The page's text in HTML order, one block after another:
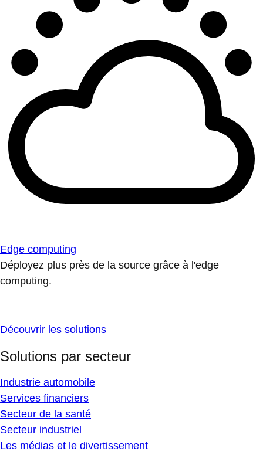
Edge computing
Déployez plus près de la source grâce à l'edge
computing.
Découvrir les solutions
Solutions par secteur
Industrie automobile
Services financiers
Secteur de la santé
Secteur industriel
Les médias et le divertissement